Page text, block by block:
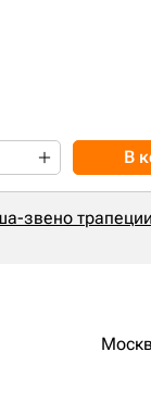
В
звено